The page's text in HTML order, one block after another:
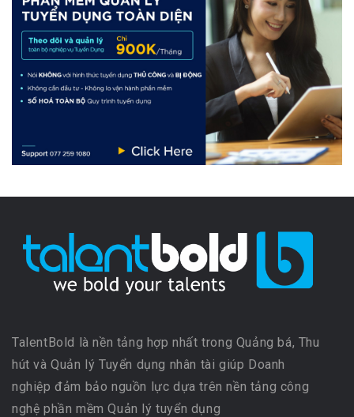
TalentBold là nền tảng hợp nhất trong Quảng bá, Thu
hút và Quản lý Tuyển dụng nhân tài giúp Doanh
nghiệp đảm bảo nguồn lực dựa trên nền tảng công
nghệ phần mềm Quản lý tuyển dụng